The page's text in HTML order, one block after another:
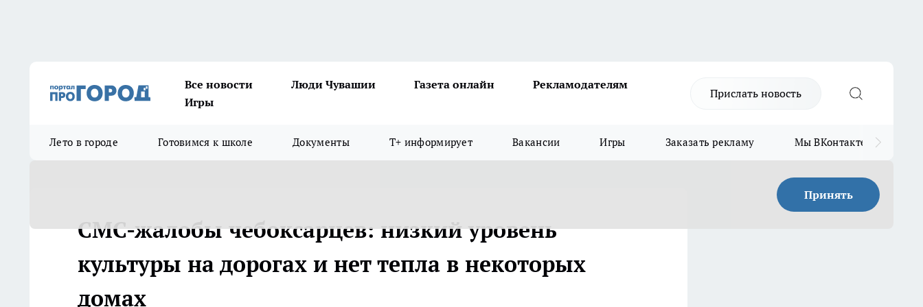
Все новости Люди Чувашии Газета онлайн
Рекламодателям
Игры
Прислать новость
Лето в городе Готовимся к школе Документы Т+ информирует Вакансии Игры Заказать рекламу Мы ВКонтакте
Принять
СМС-жалобы чебоксарцев: низкий уровень
культуры на дорогах и нет тепла в некоторых
домах